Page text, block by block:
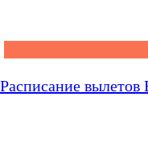
Расписание